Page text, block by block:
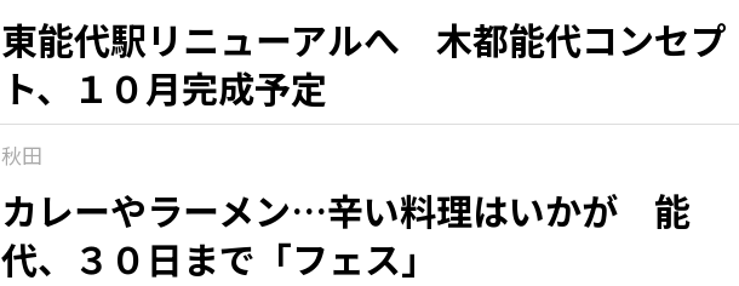
東能代駅リニューアルへ 木都能代コンセプ
ト、１０月完成予定
秋田
カレーやラーメン…辛い料理はいかが 能
代、３０日まで「フェス」